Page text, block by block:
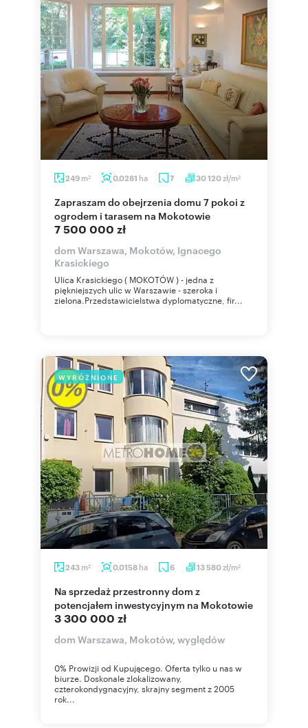
249 m2 0,0281 ha 7 30 120zł/m2
Zapraszam do obejrzenia domu 7 pokoi z
ogrodem i tarasem na Mokotowie
7 500 000 zł
dom Warszawa, Mokotów, Ignacego
Krasickiego
Ulica Krasickiego ( MOKOTÓW ) - jedna z
piękniejszych ulic w Warszawie - szeroka i
zielona.Przedstawicielstwa dyplomatyczne, fir...
WYRÓŻNIONE
243 m2 0,0158 ha 6 13 580zł/m2
Na sprzedaż przestronny dom z
potencjałem inwestycyjnym na Mokotowie
3 300 000 zł
dom Warszawa, Mokotów, wyględów
0% Prowizji od Kupującego. Oferta tylko u nas w
biurze. Doskonale zlokalizowany,
czterokondygnacyjny, skrajny segment z 2005
rok...